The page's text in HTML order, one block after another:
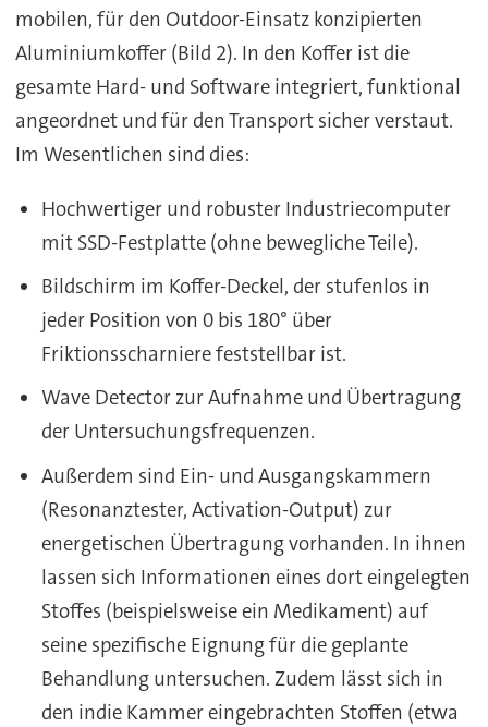
mobilen, für den Outdoor-Einsatz konzipierten
Aluminiumkoffer (Bild 2). In den Koffer ist die
gesamte Hard- und Software integriert, funktional
angeordnet und für den Transport sicher verstaut.
Im Wesentlichen sind dies:
Hochwertiger und robuster Industriecomputer
mit SSD-Festplatte (ohne bewegliche Teile).
Bildschirm im Koffer-Deckel, der stufenlos in
jeder Position von 0 bis 180° über
Friktionsscharniere feststellbar ist.
Wave Detector zur Aufnahme und Übertragung
der Untersuchungsfrequenzen.
Außerdem sind Ein- und Ausgangskammern
(Resonanztester, Activation-Output) zur
energetischen Übertragung vorhanden. In ihnen
lassen sich Informationen eines dort eingelegten
Stoffes (beispielsweise ein Medikament) auf
seine spezifische Eignung für die geplante
Behandlung untersuchen. Zudem lässt sich in
den indie Kammer eingebrachten Stoffen (etwa